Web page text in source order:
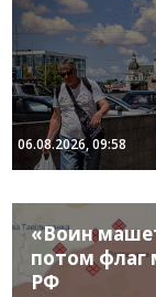
06.08.2026, 09:58
«Воин
потом
РФ